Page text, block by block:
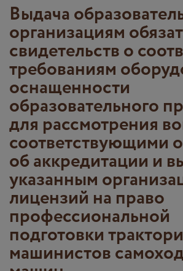
Выдача
организациям
свидетельств о
требованиям
оснащенности
образовательного
для рассмотрения
соответствующими
об аккредитации и
указанным
лицензий на право
профессиональной
подготовки
машинистов